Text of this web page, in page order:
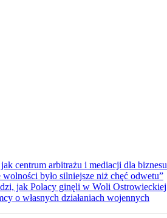
centrum arbitrażu i mediacji dla biznesu
było silniejsze niż chęć odwetu”
jak Polacy ginęli w Woli Ostrowieckiej
o własnych działaniach wojennych